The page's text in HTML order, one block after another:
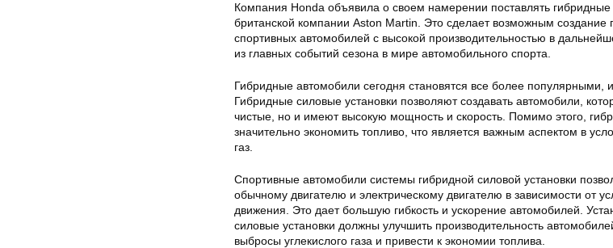
Компания Honda объявила о своем намерении поставлять гибридные
британской компании Aston Martin. Это сделает возможным создание
спортивных автомобилей с высокой производительностью в
из главных событий сезона в мире автомобильного спорта.
Гибридные автомобили сегодня становятся все более популярными, и
Гибридные силовые установки позволяют создавать автомобили,
чистые, но и имеют высокую мощность и скорость. Помимо этого,
значительно экономить топливо, что является важным аспектом в
газ.
Спортивные автомобили системы гибридной силовой установки
обычному двигателю и электрическому двигателю в зависимости от
движения. Это дает большую гибкость и ускорение автомобилей.
силовые установки должны улучшить производительность
выбросы углекислого газа и привести к экономии топлива.